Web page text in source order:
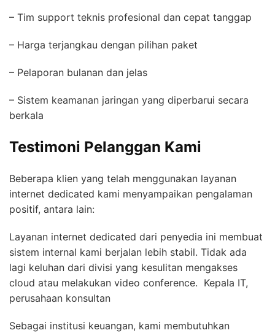
– Tim support teknis profesional dan cepat tanggap
– Harga terjangkau dengan pilihan paket
– Pelaporan bulanan dan jelas
– Sistem keamanan jaringan yang diperbarui secara
berkala
Testimoni Pelanggan Kami
Beberapa klien yang telah menggunakan layanan
internet dedicated kami menyampaikan pengalaman
positif, antara lain:
Layanan internet dedicated dari penyedia ini membuat
sistem internal kami berjalan lebih stabil. Tidak ada
lagi keluhan dari divisi yang kesulitan mengakses
cloud atau melakukan video conference.  Kepala IT,
perusahaan konsultan
Sebagai institusi keuangan, kami membutuhkan